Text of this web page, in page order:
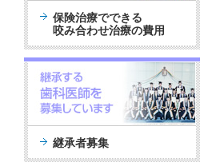
保険治療でできる
咬み合わせ治療の費用
継承者募集